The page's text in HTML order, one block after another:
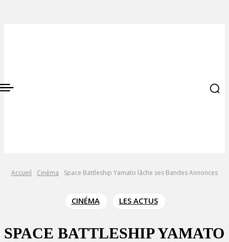
Accueil Cinéma Space Battleship Yamato lâche ses Bandes Annonces
CINÉMA LES ACTUS
SPACE BATTLESHIP YAMATO